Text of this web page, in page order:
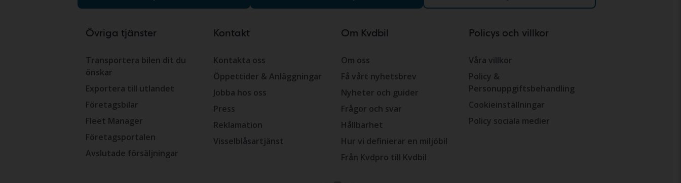
Övriga tjänster
Transportera bilen dit du
önskar
Exportera till utlandet
Företagsbilar
Fleet Manager
Företagsportalen
Avslutade försäljningar
Kontakt
Kontakta oss
Öppettider & Anläggningar
Jobba hos oss
Press
Reklamation
Visselblåsartjänst
Om Kvdbil
Om oss
Få vårt nyhetsbrev
Nyheter och guider
Frågor och svar
Hållbarhet
Hur vi definierar en miljöbil
Från Kvdpro till Kvdbil
Policys och villkor
Våra villkor
Policy &
Personuppgiftsbehandling
Cookieinställningar
Policy sociala medier